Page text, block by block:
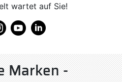
wartet auf Sie!
Marken -